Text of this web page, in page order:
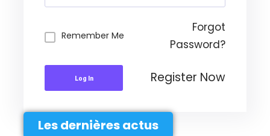
Remember Me
Forgot
Password?
Log In Register Now
Les dernières actus